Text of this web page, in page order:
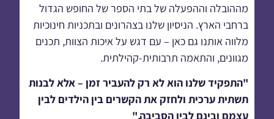
מההובלה וההפעלה של בתי הספר של החופש הגדול
ברחבי הארץ. הניסיון שלנו בצהרונים ובתכניות חינוכיות
מלווה אותנו גם כאן – עם דגש על איכות הצוות, תכנים
מגוונים, והתאמה תרבותית-קהילתית.
"התפקיד שלנו הוא לא רק להעביר זמן – אלא לבנות
תשתית ערכית ולחזק את הקשרים בין הילדים לבין
עצמם ובינם לבין הסביבה."